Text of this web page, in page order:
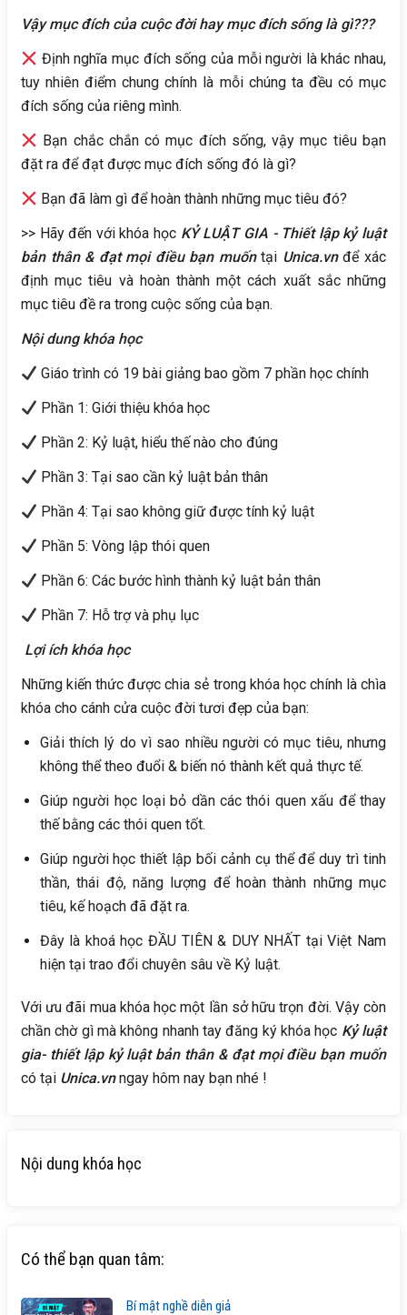
Vậy mục đích của cuộc đời hay mục đích sống là gì???
Định nghĩa mục đích sống của mỗi người là khác nhau,
tuy nhiên điểm chung chính là mỗi chúng ta đều có mục
đích sống của riêng mình.
Bạn chắc chắn có mục đích sống, vậy mục tiêu bạn
đặt ra để đạt được mục đích sống đó là gì?
Bạn đã làm gì để hoàn thành những mục tiêu đó?
>> Hãy đến với khóa học KỶ LUẬT GIA - Thiết lập kỷ luật
bản thân & đạt mọi điều bạn muốntại Unica.vnđể xác
định mục tiêu và hoàn thành một cách xuất sắc những
mục tiêu đề ra trong cuộc sống của bạn.
Nội dung khóa học
Giáo trình có 19 bài giảng bao gồm 7 phần học chính
Phần 1: Giới thiệu khóa học
Phần 2: Kỷ luật, hiểu thế nào cho đúng
Phần 3: Tại sao cần kỷ luật bản thân
Phần 4: Tại sao không giữ được tính kỷ luật
Phần 5: Vòng lập thói quen
Phần 6: Các bước hình thành kỷ luật bản thân
Phần 7: Hỗ trợ và phụ lục
Lợi ích khóa học
Những kiến thức được chia sẻ trong khóa học chính là chìa
khóa cho cánh cửa cuộc đời tươi đẹp của bạn:
Giải thích lý do vì sao nhiều người có mục tiêu, nhưng
không thể theo đuổi & biến nó thành kết quả thực tế.
Giúp người học loại bỏ dần các thói quen xấu để thay
thế bằng các thói quen tốt.
Giúp người học thiết lập bối cảnh cụ thể để duy trì tinh
thần, thái độ, năng lượng để hoàn thành những mục
tiêu, kế hoạch đã đặt ra.
Đây là khoá học ĐẦU TIÊN & DUY NHẤT tại Việt Nam
hiện tại trao đổi chuyên sâu về Kỷ luật.
Với ưu đãi mua khóa học một lần sở hữu trọn đời. Vậy còn
chần chờ gì mà không nhanh tay đăng ký khóa học Kỷ luật
gia- thiết lập kỷ luật bản thân & đạt mọi điều bạn muốn
có tại Unica.vnngay hôm nay bạn nhé !
Nội dung khóa học
Có thể bạn quan tâm:
Bí mật nghề diễn giả